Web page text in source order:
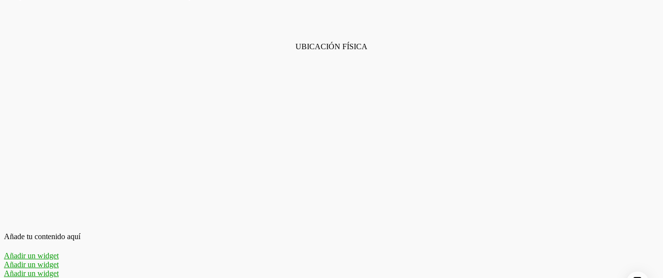
UBICACIÓN FÍSICA
Añade tu contenido aquí
Añadir un widget
Añadir un widget
Añadir un widget